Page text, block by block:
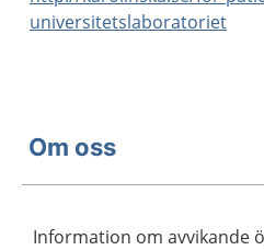
universitetslaboratoriet
Om oss
Information om avvikande